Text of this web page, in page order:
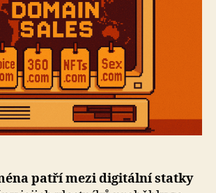
(aktualizováno
2025)
patří mezi digitální statky